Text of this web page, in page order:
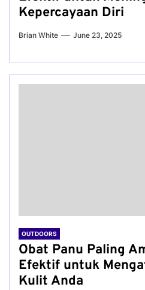
Kepercayaan Diri
Brian White June 23, 2025
OUTDOORS
Obat Panu Paling
Efektif untuk
Kulit Anda